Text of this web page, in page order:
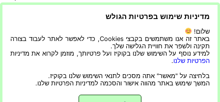
משנה את הדרך שבה אנשים מחפשים מידע, ולכן יש צורך
להתמקד במילות מפתח ארוכות ובשפה טבעית.
השקעה בקידום אורגני אינה רק יצירת תוכן או התאמת אתר
למנועי חיפוש. זהו תהליך מתמשך שדורש סבלנות ותכנון
לטווח הארוך. יתרונות הקידום האורגני ניכרים בראייה רחבה
ואסטרטגית, ומספקים ערך מוסף שמתבטא בזמן ובעולם
התחרותי של השיווק הדיגיטלי.
מדיניות שימוש בפרטיות הגולש
שלום!
באתר זה אנו משתמשים בקבצי Cookies, כדי לאפשר לאתר לעבוד בצורה
תקינה ולשפר את חוויית הגלישה שלך.
למידע נוסף על השימוש שלנו בקוקיז ועל פרטיותך, מוזמן לקרוא את מדיניות
הפרטיות שלנו.
בלחיצה על "מאשר" אתה מסכים לתנאי השימוש שלנו בקוקיז.
המשך שימוש באתר מהווה אישור והסכמה למדיניות הפרטיות שלנו.